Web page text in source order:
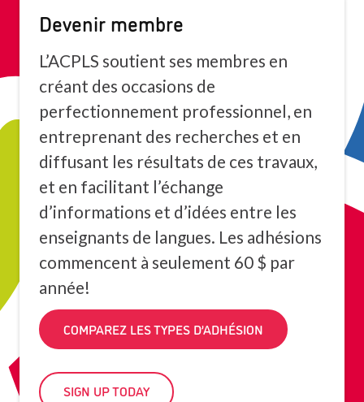
Devenir membre
L’ACPLS soutient ses membres en
créant des occasions de
perfectionnement professionnel, en
entreprenant des recherches et en
diffusant les résultats de ces travaux,
et en facilitant l’échange
d’informations et d’idées entre les
enseignants de langues. Les adhésions
commencent à seulement 60 $ par
année!
COMPAREZ LES TYPES D’ADHÉSION
SIGN UP TODAY